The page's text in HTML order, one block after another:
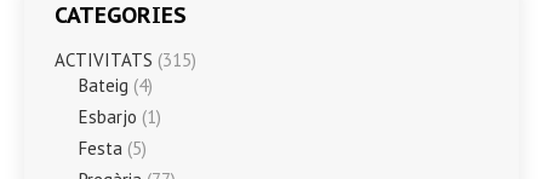
CATEGORIES
ACTIVITATS (315)
Bateig (4)
Esbarjo (1)
Festa (5)